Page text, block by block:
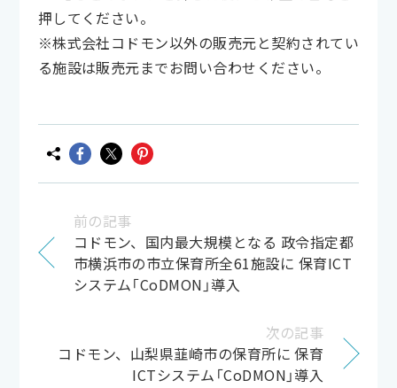
押してください。
※株式会社コドモン以外の販売元と契約されてい
る施設は販売元までお問い合わせください。
前の記事
コドモン、国内最大規模となる 政令指定都
市横浜市の市立保育所全61施設に 保育ICT
システム「CoDMON」導入
次の記事
コドモン、山梨県韮崎市の保育所に 保育
ICTシステム「CoDMON」導入